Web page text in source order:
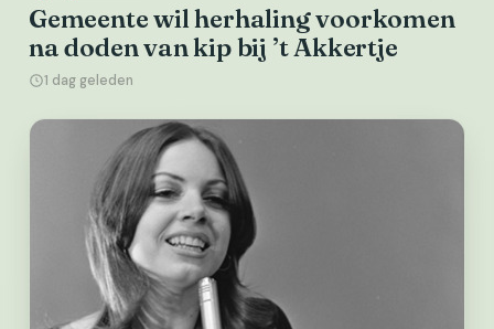
Gemeente wil herhaling voorkomen
na doden van kip bij ’t Akkertje
1 dag geleden